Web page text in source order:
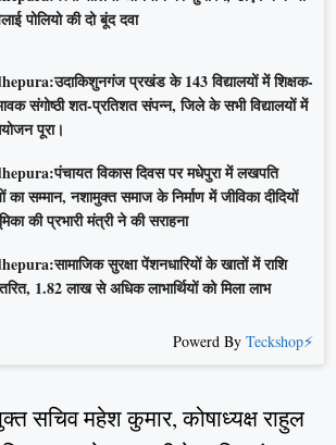
पोलियो की दो बूंद दवा
प्रखंड के 143 विद्यालयों में शिक्षक-
संगोष्ठी शत-प्रतिशत संपन्न, जिले के सभी विद्यालयों में
पूरा।
विकास दिवस पर मधेपुरा में लखपति
का सम्मान, नशामुक्त समाज के निर्माण में जीविका दीदियों
की प्रभारी मंत्री ने की सराहना
सुरक्षा पेंशनधारियों के खातों में राशि
1.82 लाख से अधिक लाभार्थियों को मिला लाभ
Powerd By Teckshop⚡
सचिव महेश कुमार, कोषाध्यक्ष राहुल